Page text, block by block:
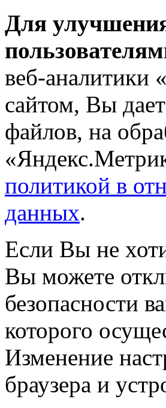
Для
веб-аналитики
сайтом, Вы
файлов, на
политикой в
данных.
Если Вы не
Вы можете
безопасности
которого
Изменение
браузера и